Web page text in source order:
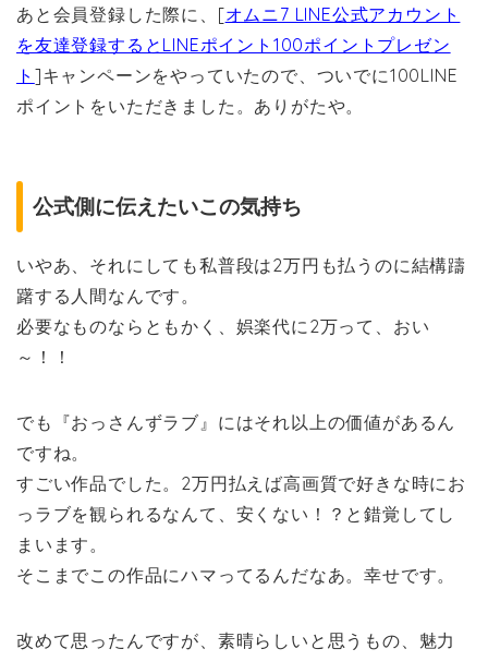
あと会員登録した際に、[オムニ7 LINE公式アカウント
を友達登録するとLINEポイント100ポイントプレゼン
ト ]キャンペーンをやっていたので、ついでに100LINE
ポイントをいただきました。ありがたや。
公式側に伝えたいこの気持ち
いやあ、それにしても私普段は2万円も払うのに結構躊
躇する人間なんです。
必要なものならともかく、娯楽代に2万って、おい
～！！
でも『おっさんずラブ』にはそれ以上の価値があるん
ですね。
すごい作品でした。2万円払えば高画質で好きな時にお
っラブを観られるなんて、安くない！？と錯覚してし
まいます。
そこまでこの作品にハマってるんだなあ。幸せです。
改めて思ったんですが、素晴らしいと思うもの、魅力